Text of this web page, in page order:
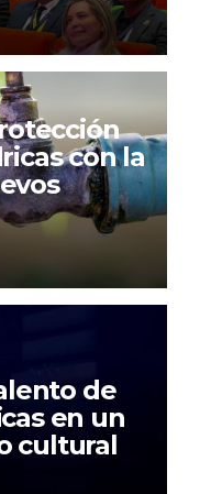
con la
de
en un
cultural